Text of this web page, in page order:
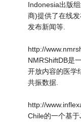
Indonesia出版
商)提供了在线
发布新闻等.
http://
NMRShiftDB是
开放内容的医学
共振数据.
http://
Chile的一个基